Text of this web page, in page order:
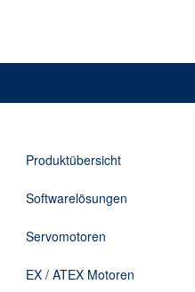
Applikationen
Informationen
Downloads
Kontakt
Produktübersicht
Softwarelösungen
Servomotoren
EX / ATEX Motoren